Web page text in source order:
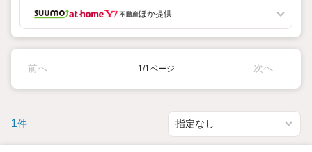
■ご予約いただくとご見学がスムーズ！
【営業時間 10:0020:00】
ネットにないものも店舗でご紹介いたします！
見学ができるオンライン対応を実施！
ご希望のお客様はお気軽にお問い合わせ下さい
※物件によっては対応できない場合もございます
ほか提供
前へ 1/1ページ 次へ
1件